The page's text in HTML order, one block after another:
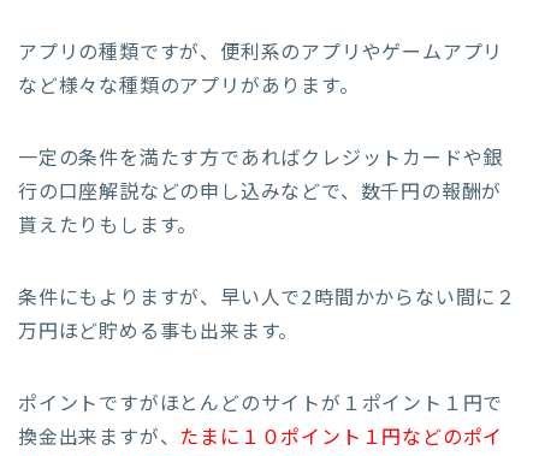
アプリの種類ですが、便利系のアプリやゲームアプリ
など様々な種類のアプリがあります。
一定の条件を満たす方であればクレジットカードや銀
行の口座解説などの申し込みなどで、数千円の報酬が
貰えたりもします。
条件にもよりますが、早い人で2時間かからない間に２
万円ほど貯める事も出来ます。
ポイントですがほとんどのサイトが１ポイント１円で
換金出来ますが、 たまに１０ポイント１円などのポイ